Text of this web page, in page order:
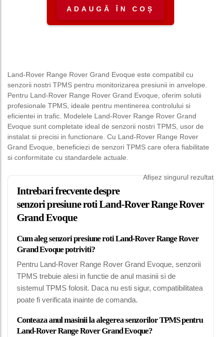
ADAUGĂ ÎN COȘ
Land-Rover Range Rover Grand Evoque este compatibil cu
senzorii nostri TPMS pentru monitorizarea presiunii in anvelope.
Pentru Land-Rover Range Rover Grand Evoque, oferim solutii
profesionale TPMS, ideale pentru mentinerea controlului si
eficientei in trafic. Modelele Land-Rover Range Rover Grand
Evoque sunt completate ideal de senzorii nostri TPMS, usor de
instalat si precisi in functionare. Cu Land-Rover Range Rover
Grand Evoque, beneficiezi de senzori TPMS care ofera fiabilitate
si conformitate cu standardele actuale.
Afișez singurul rezultat
Intrebari frecvente despre
senzori presiune roti Land-Rover Range Rover
Grand Evoque
Cum aleg senzori presiune roti Land-Rover Range Rover
Grand Evoque potriviti?
Pentru Land-Rover Range Rover Grand Evoque, senzorii
TPMS trebuie alesi in functie de anul masinii si de
sistemul TPMS folosit. Daca nu esti sigur, compatibilitatea
poate fi verificata inainte de comanda.
Conteaza anul masinii la alegerea senzorilor TPMS pentru
Land-Rover Range Rover Grand Evoque?